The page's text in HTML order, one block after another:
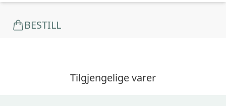
BESTILL
Tilgjengelige varer